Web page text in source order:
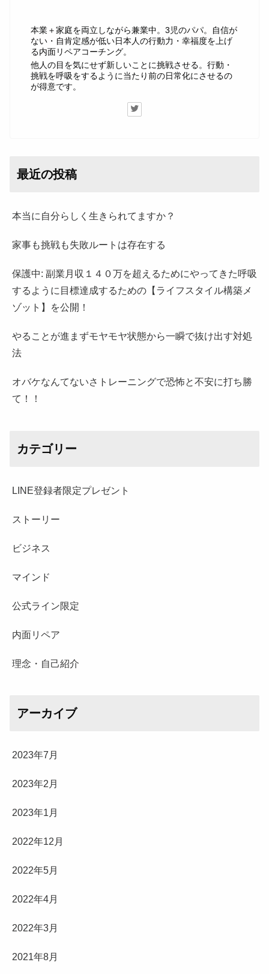
本業＋家庭を両立しながら兼業中。3児のパパ。自信が
ない・自肯定感が低い日本人の行動力・幸福度を上げ
る内面リペアコーチング。
他人の目を気にせず新しいことに挑戦させる。行動・
挑戦を呼吸をするように当たり前の日常化にさせるの
が得意です。
最近の投稿
本当に自分らしく生きられてますか？
家事も挑戦も失敗ルートは存在する
保護中: 副業月収１４０万を超えるためにやってきた呼吸
するように目標達成するための【ライフスタイル構築メ
ゾット】を公開！
やることが進まずモヤモヤ状態から一瞬で抜け出す対処
法
オバケなんてないさトレーニングで恐怖と不安に打ち勝
て！！
カテゴリー
LINE登録者限定プレゼント
ストーリー
ビジネス
マインド
公式ライン限定
内面リペア
理念・自己紹介
アーカイブ
2023年7月
2023年2月
2023年1月
2022年12月
2022年5月
2022年4月
2022年3月
2021年8月